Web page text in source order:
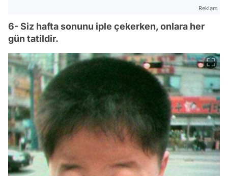
Reklam
6- Siz hafta sonunu iple çekerken, onlara her
gün tatildir.